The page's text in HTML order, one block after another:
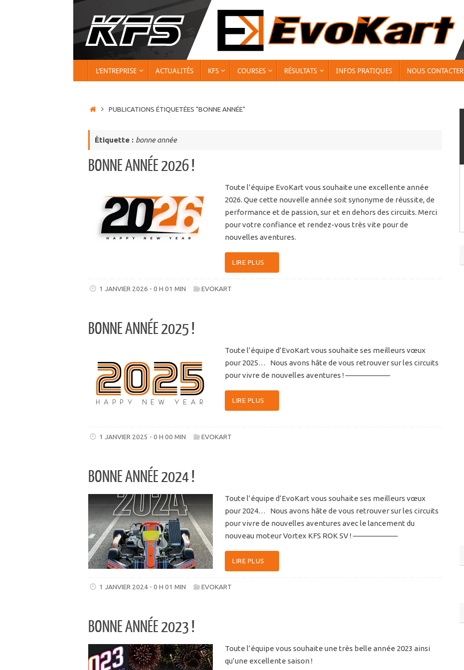
L’ENTREPRISE ACTUALITÉS KFS COURSES RÉSULTATS INFOS PRATIQUES NOUS CONTACTER
ACCUEIL
PUBLICATIONS ÉTIQUETÉES "BONNE ANNÉE"
Étiquette : bonne année
BONNE ANNÉE 2026 !
Toute l’équipe EvoKart vous souhaite une excellente année
2026. Que cette nouvelle année soit synonyme de réussite, de
performance et de passion, sur et en dehors des circuits. Merci
pour votre confiance et rendez-vous très vite pour de
nouvelles aventures.
LIRE PLUS
1 JANVIER 2026 - 0 H 01 MIN EVOKART
BONNE ANNÉE 2025 !
Toute l’équipe d’EvoKart vous souhaite ses meilleurs vœux
pour 2025… Nous avons hâte de vous retrouver sur les circuits
pour vivre de nouvelles aventures ! ——————
LIRE PLUS
1 JANVIER 2025 - 0 H 00 MIN EVOKART
BONNE ANNÉE 2024 !
Toute l’équipe d’EvoKart vous souhaite ses meilleurs vœux
pour 2024… Nous avons hâte de vous retrouver sur les circuits
pour vivre de nouvelles aventures avec le lancement du
nouveau moteur Vortex KFS ROK SV ! ——————
LIRE PLUS
1 JANVIER 2024 - 0 H 01 MIN EVOKART
BONNE ANNÉE 2023 !
Toute l’équipe vous souhaite une très belle année 2023 ainsi
qu’une excellente saison !